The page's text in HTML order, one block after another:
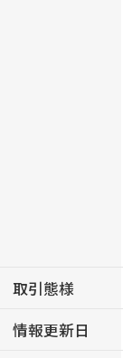
取引態様
情報更新日